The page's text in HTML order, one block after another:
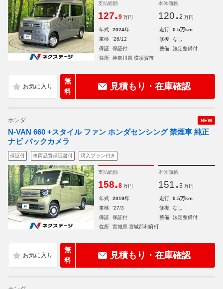
支払総額
127.9 万円
本体価格
120. 2 万円
年式 2024年 走行
0.5万km
車検
'26/12 修復
なし
保証
保証付 整備
法定整備付
住所
神奈川県 横須賀市
無
料
見積もり・在庫確認
NEW
ホンダ
N-VAN 660 +スタイル ファン ホンダセンシング 禁煙車 純正
ナビ バックカメラ
保証付 車両品質保証書付 購入プラン付き
支払総額
158.8 万円
本体価格
151. 3 万円
年式 2019年 走行
0.5万km
車検
'27/3 修復
なし
保証
保証付 整備
法定整備付
住所
宮城県 宮城郡利府町
無
料
見積もり・在庫確認